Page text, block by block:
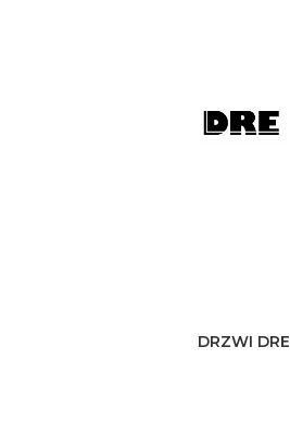
DRZWI DRE